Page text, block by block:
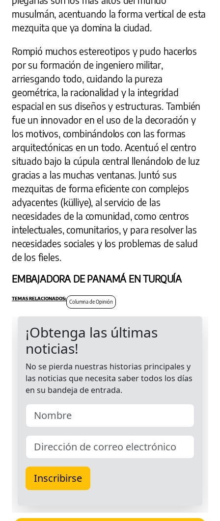
musulmán, acentuando la forma vertical de esta
mezquita que ya domina la ciudad.
Rompió muchos estereotipos y pudo hacerlos
por su formación de ingeniero militar,
arriesgando todo, cuidando la pureza
geométrica, la racionalidad y la integridad
espacial en sus diseños y estructuras. También
fue un innovador en el uso de la decoración y
los motivos, combinándolos con las formas
arquitectónicas en un todo. Acentuó el centro
situado bajo la cúpula central llenándolo de luz
gracias a las muchas ventanas. Juntó sus
mezquitas de forma eficiente con complejos
adyacentes (külliye), al servicio de las
necesidades de la comunidad, como centros
intelectuales, comunitarios, y para resolver las
necesidades sociales y los problemas de salud
de los fieles.
EMBAJADORA DE PANAMÁ EN TURQUÍA
Columna de Opinión